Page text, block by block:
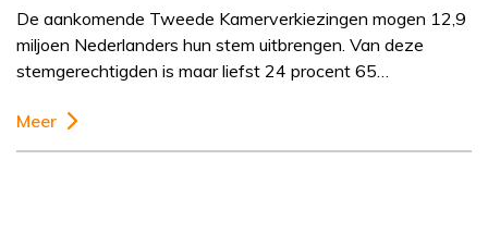
De aankomende Tweede Kamerverkiezingen mogen 12,9
miljoen Nederlanders hun stem uitbrengen. Van deze
stemgerechtigden is maar liefst 24 procent 65…
Meer